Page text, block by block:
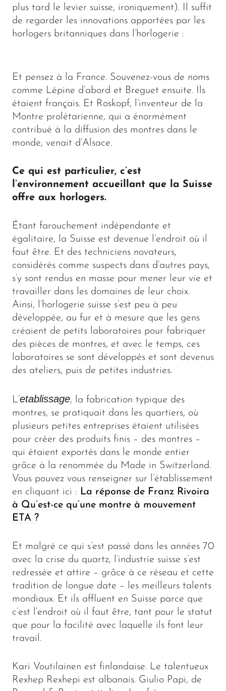
plus tard le levier suisse, ironiquement). Il suffit
de regarder les innovations apportées par les
horlogers britanniques dans l’horlogerie :
Et pensez à la France. Souvenez-vous de noms
comme Lépine d’abord et Breguet ensuite. Ils
étaient français. Et Roskopf, l’inventeur de la
Montre prolétarienne, qui a énormément
contribué à la diffusion des montres dans le
monde, venait d’Alsace.
Ce qui est particulier, c’est
l’environnement accueillant que la Suisse
offre aux horlogers.
Étant farouchement indépendante et
égalitaire, la Suisse est devenue l’endroit où il
faut être. Et des techniciens novateurs,
considérés comme suspects dans d’autres pays,
s’y sont rendus en masse pour mener leur vie et
travailler dans les domaines de leur choix.
Ainsi, l’horlogerie suisse s’est peu à peu
développée, au fur et à mesure que les gens
créaient de petits laboratoires pour fabriquer
des pièces de montres, et avec le temps, ces
laboratoires se sont développés et sont devenus
des ateliers, puis de petites industries.
L’etablissage, la fabrication typique des
montres, se pratiquait dans les quartiers, où
plusieurs petites entreprises étaient utilisées
pour créer des produits finis – des montres –
qui étaient exportés dans le monde entier
grâce à la renommée du Made in Switzerland.
Vous pouvez vous renseigner sur l’établissement
en cliquant ici : La réponse de Franz Rivoira
à Qu’est-ce qu’une montre à mouvement
ETA ?
Et malgré ce qui s’est passé dans les années 70
avec la crise du quartz, l’industrie suisse s’est
redressée et attire – grâce à ce réseau et cette
tradition de longue date – les meilleurs talents
mondiaux. Et ils affluent en Suisse parce que
c’est l’endroit où il faut être, tant pour le statut
que pour la facilité avec laquelle ils font leur
travail.
Kari Voutilainen est finlandaise. Le talentueux
Rexhep Rexhepi est albanais. Giulio Papi, de